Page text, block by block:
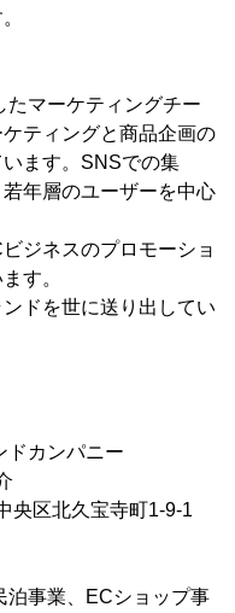
たマーケティングチー
ティングと商品企画の
ます。SNSでの集
年層のユーザーを中心
ジネスのプロモーショ
す。
ドを世に送り出してい
カンパニー
区北久宝寺町1-9-1
泊事業、ECショップ事